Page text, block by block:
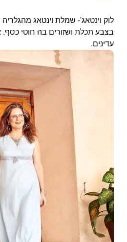
לוק וינטאג'- שמלת וינטאג
בצבע תכלת ושזורים בה חוטי כסף,
עדינים.